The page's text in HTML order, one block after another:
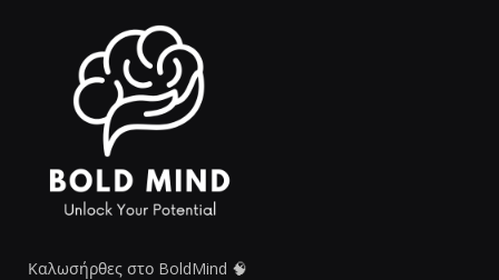
Καλωσήρθες στο BoldMind 🧠